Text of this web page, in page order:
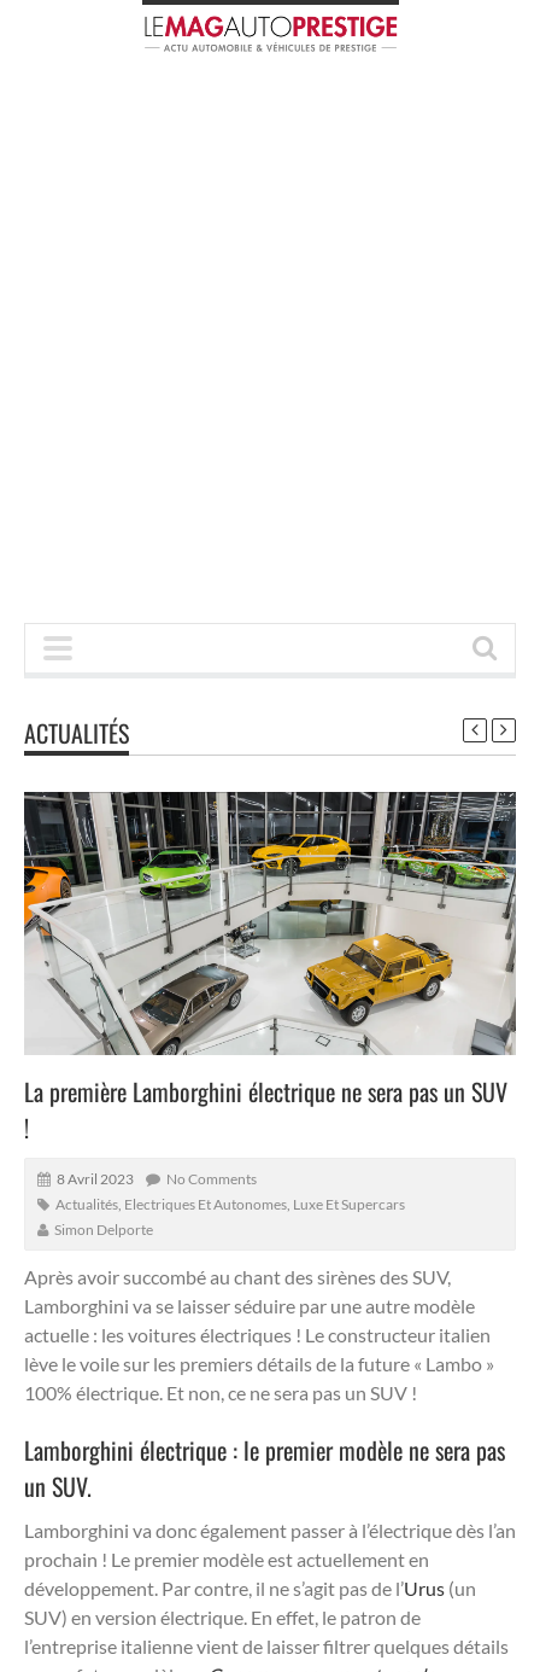
ACTUALITÉS
La première Lamborghini électrique ne sera pas un SUV
!
8 Avril 2023
No Comments
Actualités Electriques Et Autonomes Luxe Et Supercars
Simon Delporte
Après avoir succombé au chant des sirènes des SUV,
Lamborghini va se laisser séduire par une autre modèle
actuelle : les voitures électriques ! Le constructeur italien
lève le voile sur les premiers détails de la future « Lambo »
100% électrique. Et non, ce ne sera pas un SUV !
Lamborghini électrique : le premier modèle ne sera pas
un SUV.
Lamborghini va donc également passer à l’électrique dès l’an
prochain ! Le premier modèle est actuellement en
développement. Par contre, il ne s’agit pas de l’Urus (un
SUV) en version électrique. En effet, le patron de
l’entreprise italienne vient de laisser filtrer quelques détails